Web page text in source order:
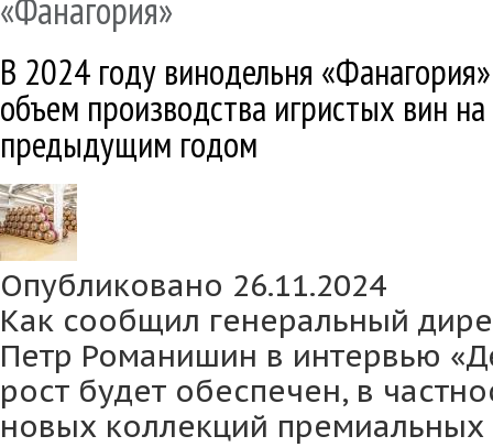
«Фанагория»
В 2024 году винодельня
объем производства игристых вин
предыдущим годом
Опубликовано 26.11.2024
Как сообщил генеральный
Петр Романишин в интервью
рост будет обеспечен, в
новых коллекций премиальных